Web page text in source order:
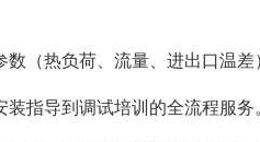
（热负荷、流量、进出口温差
指导到调试培训的全流程服务